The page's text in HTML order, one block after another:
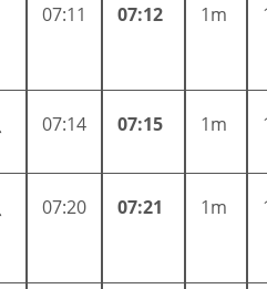
07:11 07:12 1m
07:14 07:15 1m
07:20 07:21 1m